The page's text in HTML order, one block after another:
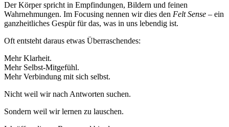
Der Körper spricht in Empfindungen, Bildern und feinen
Wahrnehmungen. Im Focusing nennen wir dies den Felt Sense – ein
ganzheitliches Gespür für das, was in uns lebendig ist.
Oft entsteht daraus etwas Überraschendes:
Mehr Klarheit.
Mehr Selbst-Mitgefühl.
Mehr Verbindung mit sich selbst.
Nicht weil wir nach Antworten suchen.
Sondern weil wir lernen zu lauschen.